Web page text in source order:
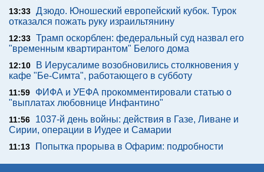
13:33 Дзюдо. Юношеский европейский кубок. Турок
отказался пожать руку израильтянину
12:33 Трамп оскорблен: федеральный суд назвал его
"временным квартирантом" Белого дома
12:10
В Иерусалиме возобновились столкновения у
кафе "Бе-Симта", работающего в субботу
11:59
ФИФА и УЕФА прокомментировали статью о
"выплатах любовнице Инфантино"
11:56
1037-й день войны: действия в Газе, Ливане и
Сирии, операции в Иудее и Самарии
11:13 Попытка прорыва в Офарим: подробности